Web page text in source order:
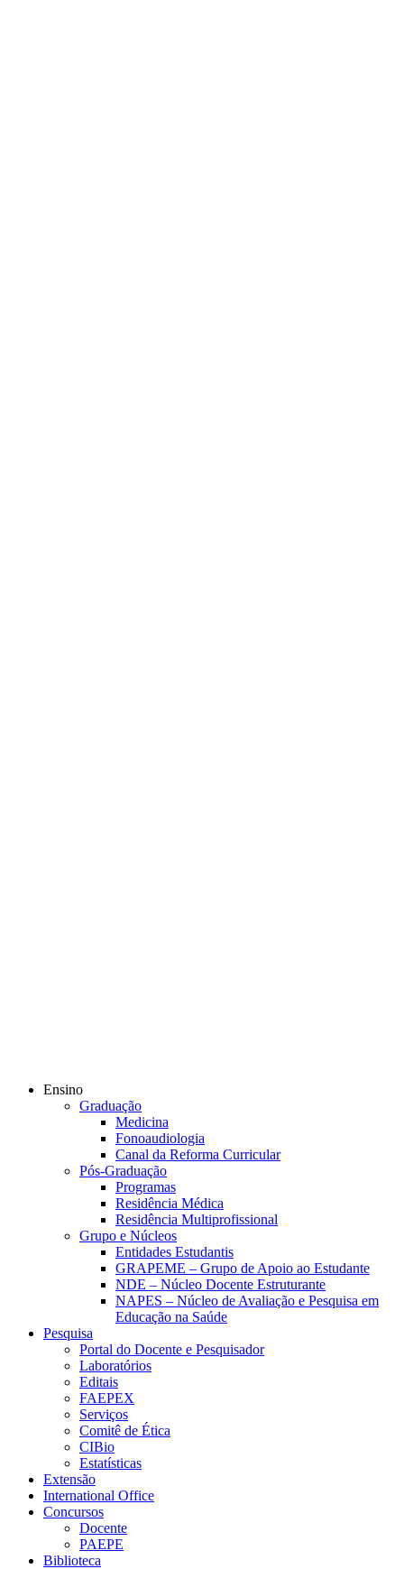
Ensino
Graduação
Medicina
Fonoaudiologia
Canal da Reforma Curricular
Pós-Graduação
Programas
Residência Médica
Residência Multiprofissional
Grupo e Núcleos
Entidades Estudantis
GRAPEME – Grupo de Apoio ao Estudante
NDE – Núcleo Docente Estruturante
NAPES – Núcleo de Avaliação e Pesquisa em
Educação na Saúde
Pesquisa
Portal do Docente e Pesquisador
Laboratórios
Editais
FAEPEX
Serviços
Comitê de Ética
CIBio
Estatísticas
Extensão
International Office
Concursos
Docente
PAEPE
Biblioteca